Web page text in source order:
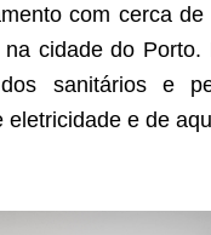
com cerca
cidade do
sanitários e
e de